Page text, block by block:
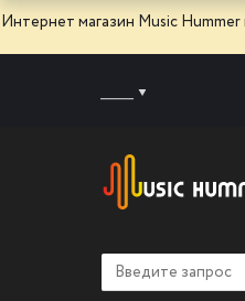
Интернет магазин Music